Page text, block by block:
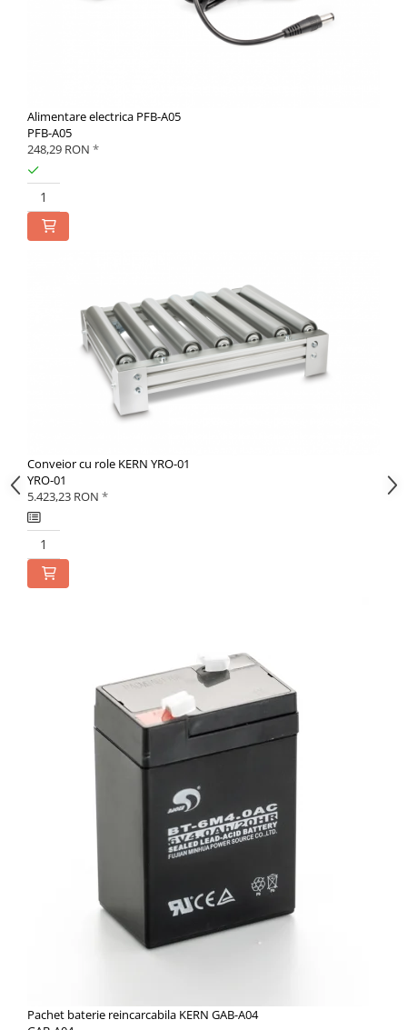
Alimentare electrica PFB-A05
PFB-A05
248,29 RON *
Conveior cu role KERN YRO-01
YRO-01
5.423,23 RON *
Pachet baterie reincarcabila KERN GAB-A04